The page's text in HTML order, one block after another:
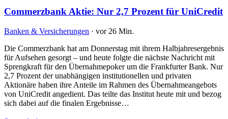
Commerzbank Aktie: Nur 2,7 Prozent für UniCredit
Banken & Versicherungen · vor 26 Min.
Die Commerzbank hat am Donnerstag mit ihrem Halbjahresergebnis
für Aufsehen gesorgt – und heute folgte die nächste Nachricht mit
Sprengkraft für den Übernahmepoker um die Frankfurter Bank. Nur
2,7 Prozent der unabhängigen institutionellen und privaten
Aktionäre haben ihre Anteile im Rahmen des Übernahmeangebots
von UniCredit angedient. Das teilte das Institut heute mit und bezog
sich dabei auf die finalen Ergebnisse…